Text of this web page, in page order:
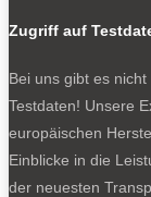
Zugriff auf
Bei uns gibt es
Testdaten! Unsere
europäischen
Einblicke in die
der neuesten